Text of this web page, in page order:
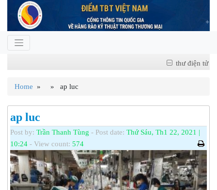
thư điện tử
Home » » ap luc
ap luc
Post by: Trần Thanh Tùng - Post date: Thứ Sáu, Th1 22, 2021 |
10:24 - View count: 574